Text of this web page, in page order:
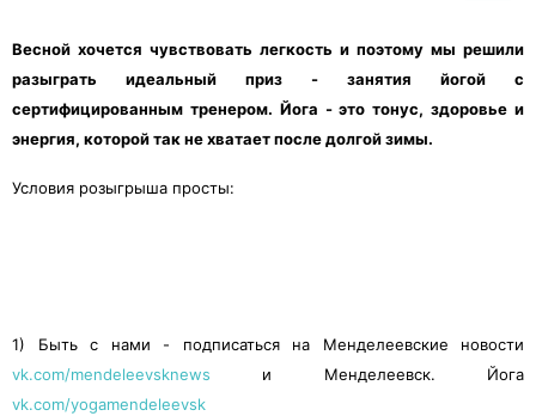
Весной хочется чувствовать легкость и поэтому мы решили
разыграть идеальный приз - занятия йогой с
сертифицированным тренером. Йога - это тонус, здоровье и
энергия, которой так не хватает после долгой зимы.
Условия розыгрыша просты:
1) Быть с нами - подписаться на Менделеевские новости
vk.com/mendeleevsknews и Менделеевск. Йога
vk.com/yogamendeleevsk